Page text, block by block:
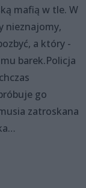
mafią w tle. W
nieznajomy,
a który -
barek.Policja
go
zatroskana